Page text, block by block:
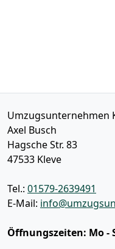
Umzugsunternehmen
Axel Busch
Hagsche Str. 83
47533 Kleve
Tel.: 01579-2639491
E-Mail:
Öffnungszeiten: Mo -